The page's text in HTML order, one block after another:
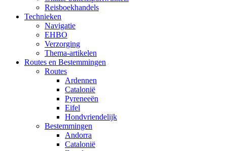
Reisboekhandels
Technieken
Navigatie
EHBO
Verzorging
Thema-artikelen
Routes en Bestemmingen
Routes
Ardennen
Catalonië
Pyreneeën
Eifel
Hondvriendelijk
Bestemmingen
Andorra
Catalonië